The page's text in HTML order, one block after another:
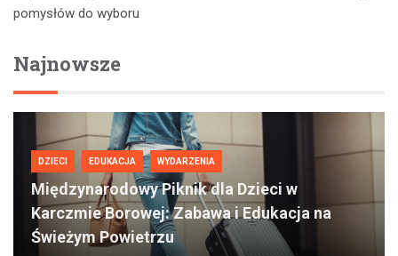
pomysłów do wyboru
Najnowsze
DZIECI EDUKACJA WYDARZENIA
Międzynarodowy Piknik dla Dzieci w
Karczmie Borowej: Zabawa i Edukacja na
Świeżym Powietrzu